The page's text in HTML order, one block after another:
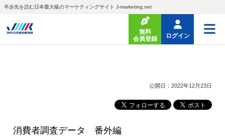
半歩先を読む日本最大級のマーケティングサイト J-marketing.net
無料
会員登録
ログイン
公開日：2022年12月23日
消費者調査データ 番外編